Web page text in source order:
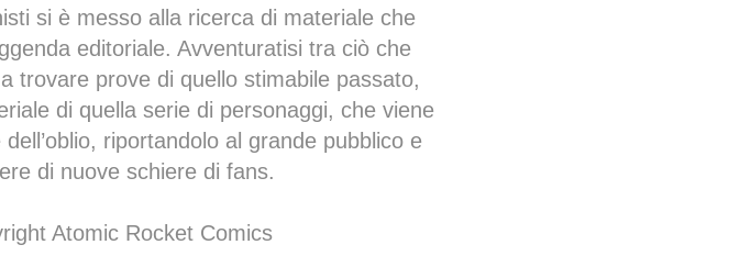
si è messo alla ricerca di materiale che
editoriale. Avventuratisi tra ciò che
trovare prove di quello stimabile passato,
di quella serie di personaggi, che viene
riportandolo al grande pubblico e
di nuove schiere di fans.
Atomic Rocket Comics